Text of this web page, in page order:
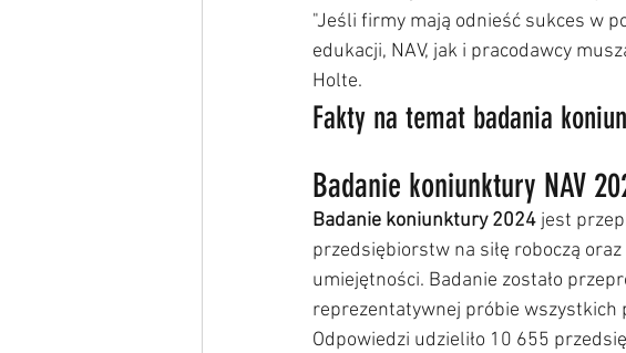
"Jeśli firmy mają odnieść sukces w
edukacji, NAV, jak i pracodawcy
Holte.
Fakty na temat badania
Badanie koniunktury NAV
Badanie koniunktury 2024 jest
przedsiębiorstw na siłę roboczą
umiejętności. Badanie zostało
reprezentatywnej próbie
Odpowiedzi udzieliło 10 655